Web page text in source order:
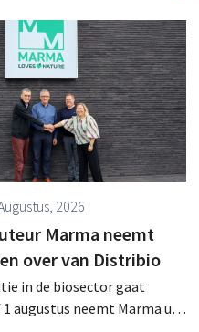
2026
Marma neemt
over van Distribio
in de biosector gaat
1 augustus neemt Marma uit